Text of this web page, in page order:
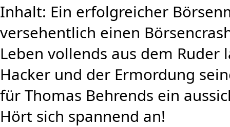
Inhalt: Ein erfolgreicher
versehentlich einen
Leben vollends aus dem Ruder
Hacker und der Ermordung
für Thomas Behrends ein
Hört sich spannend an!